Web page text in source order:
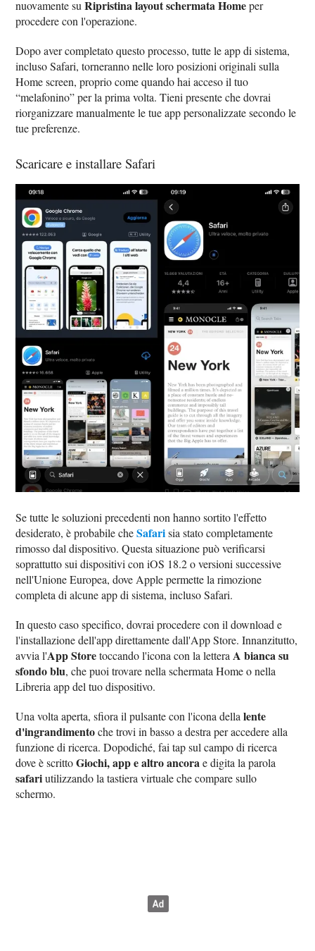
nuovamente suRipristina layout schermata Homeper
procedere con l'operazione.
Dopo aver completato questo processo, tutte le app di sistema,
incluso Safari, torneranno nelle loro posizioni originali sulla
Home screen, proprio come quando hai acceso il tuo
“melafonino” per la prima volta. Tieni presente che dovrai
riorganizzare manualmente le tue app personalizzate secondo le
tue preferenze.
Scaricare e installare Safari
Se tutte le soluzioni precedenti non hanno sortito l'effetto
desiderato, è probabile cheSafarisia stato completamente
rimosso dal dispositivo. Questa situazione può verificarsi
soprattutto sui dispositivi con iOS 18.2 o versioni successive
nell'Unione Europea, dove Apple permette la rimozione
completa di alcune app di sistema, incluso Safari.
In questo caso specifico, dovrai procedere con il download e
l'installazione dell'app direttamente dall'App Store. Innanzitutto,
avvia l'App Storetoccando l'icona con la lettera A bianca su
sfondo blu, che puoi trovare nella schermata Home o nella
Libreria app del tuo dispositivo.
Una volta aperta, sfiora il pulsante con l'icona dellalente
d'ingrandimentoche trovi in basso a destra per accedere alla
funzione di ricerca. Dopodiché, fai tap sul campo di ricerca
dove è scrittoGiochi, app e altro ancora e digita la parola
safariutilizzando la tastiera virtuale che compare sullo
schermo.